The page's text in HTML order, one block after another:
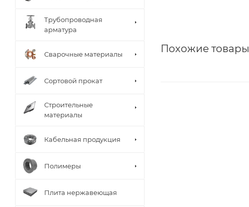
Похожие товары
Трубопроводная
арматура
Сварочные материалы
Сортовой прокат
Строительные
материалы
Кабельная продукция
Полимеры
Плита нержавеющая